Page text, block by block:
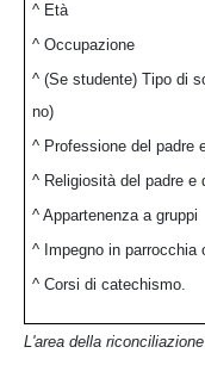
^ Età
^ Occupazione
^ (Se studente) Tipo di
no)
^ Professione del padre
^ Religiosità del padre e
^ Appartenenza a gruppi
^ Impegno in parrocchia
^ Corsi di catechismo.
L'area della